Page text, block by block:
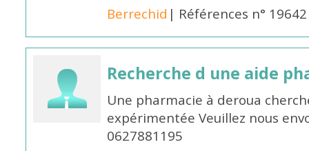
Berrechid | Références n° 19642
Recherche d une aide
Une pharmacie à deroua
expérimentée Veuillez nous
0627881195